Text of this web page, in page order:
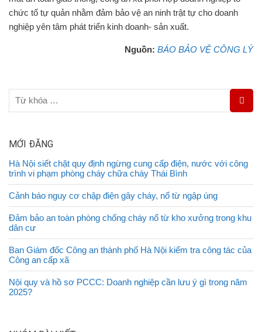
chức tổ tự quản nhằm đảm bảo vệ an ninh trật tự cho doanh
nghiệp yên tâm phát triển kinh doanh- sản xuất.
Nguồn: BÁO BẢO VỆ CÔNG LÝ
MỚI ĐĂNG
Hà Nội siết chặt quy định ngừng cung cấp điện, nước với công
trình vi phạm phòng cháy chữa cháy Thái Bình
Cảnh báo nguy cơ chập điện gây cháy, nổ từ ngập úng
Đảm bảo an toàn phòng chống cháy nổ từ kho xưởng trong khu
dân cư
Ban Giám đốc Công an thành phố Hà Nội kiểm tra công tác của
Công an cấp xã
Nội quy và hồ sơ PCCC: Doanh nghiệp cần lưu ý gì trong năm
2025?